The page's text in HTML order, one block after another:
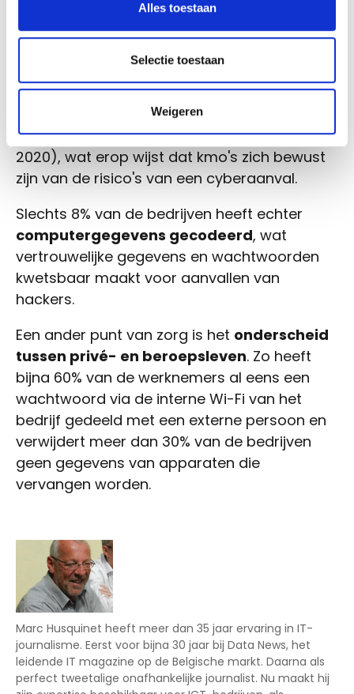
Alles toestaan
Selectie toestaan
Weigeren
Slechts 20% van de bedrijven heeft een
beveiligingsprofessional, terwijl 80% zijn IT-
beveiliging aan zijn managers overlaat of
geen manager heeft aangesteld.
Anderzijds neemt hetgebruik van een
back-uptoe(+56% in vergelijking met
2020), wat erop wijst dat kmo's zich bewust
zijn van de risico's van een cyberaanval.
Slechts 8% van de bedrijven heeft echter
computergegevens gecodeerd, wat
vertrouwelijke gegevens en wachtwoorden
kwetsbaar maakt voor aanvallen van
hackers.
Een ander punt van zorg is het onderscheid
tussen privé- en beroepsleven. Zo heeft
bijna 60% van de werknemers al eens een
wachtwoord via de interne Wi-Fi van het
bedrijf gedeeld met een externe persoon en
verwijdert meer dan 30% van de bedrijven
geen gegevens van apparaten die
vervangen worden.
Marc Husquinet heeft meer dan 35 jaar ervaring in IT-
journalisme. Eerst voor bijna 30 jaar bij Data News, het
leidende IT magazine op de Belgische markt. Daarna als
perfect tweetalige onafhankelijke journalist. Nu maakt hij